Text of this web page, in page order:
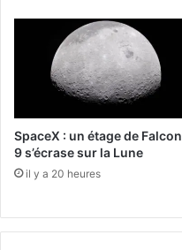
SpaceX : un étage de Falcon
9 s’écrase sur la Lune
il y a 20 heures